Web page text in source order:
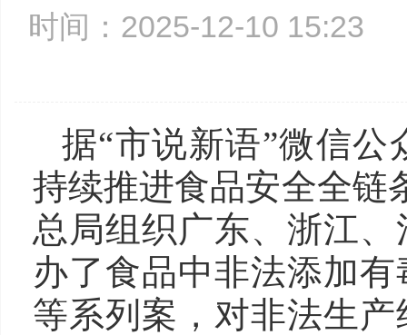
时间：2025-12-10
据“市说新语”微信
持续推进食品安全全链
总局组织广东、浙江
办了食品中非法添加
等系列案，对非法生